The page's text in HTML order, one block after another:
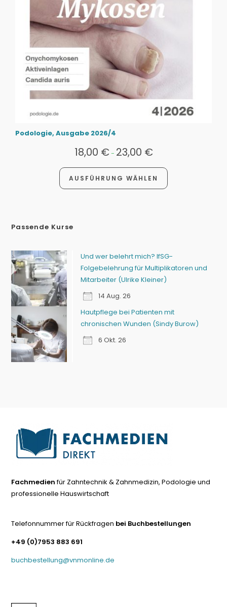
Podologie, Ausgabe 2026/4
18,00 €- 23,00 €
AUSFÜHRUNG WÄHLEN
Passende Kurse
Und wer belehrt mich? IfSG-
Folgebelehrung für Multiplikatoren und
Mitarbeiter (Ulrike Kleiner)
14 Aug. 26
Hautpflege bei Patienten mit
chronischen Wunden (Sindy Burow)
6 Okt. 26
Fachmedienfür Zahntechnik & Zahnmedizin, Podologie und
professionelle Hauswirtschaft
Telefonnummer für Rückfragen bei Buchbestellungen
+49 (0)7953 883 691
buchbestellung@vnmonline.de